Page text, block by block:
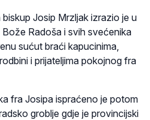
Josip Mrzljak izrazio je u
Radoša i svih svećenika
sućut braći kapucinima,
i prijateljima pokojnog fra
fra Josipa ispraćeno je potom
groblje gdje je provincijski